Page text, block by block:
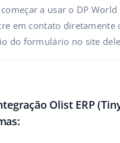
a usar o DP World
em contato diretamente
do formulário no site
Olist ERP